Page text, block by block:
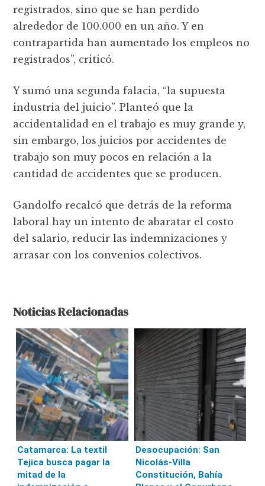
registrados, sino que se han perdido
alrededor de 100.000 en un año. Y en
contrapartida han aumentado los empleos no
registrados”, criticó.
Y sumó una segunda falacia, “la supuesta
industria del juicio”. Planteó que la
accidentalidad en el trabajo es muy grande y,
sin embargo, los juicios por accidentes de
trabajo son muy pocos en relación a la
cantidad de accidentes que se producen.
Gandolfo recalcó que detrás de la reforma
laboral hay un intento de abaratar el costo
del salario, reducir las indemnizaciones y
arrasar con los convenios colectivos.
Noticias Relacionadas
Catamarca: La textil
Tejica busca pagar la
mitad de la
Desocupación: San
Nicolás-Villa
Constitución, Bahía